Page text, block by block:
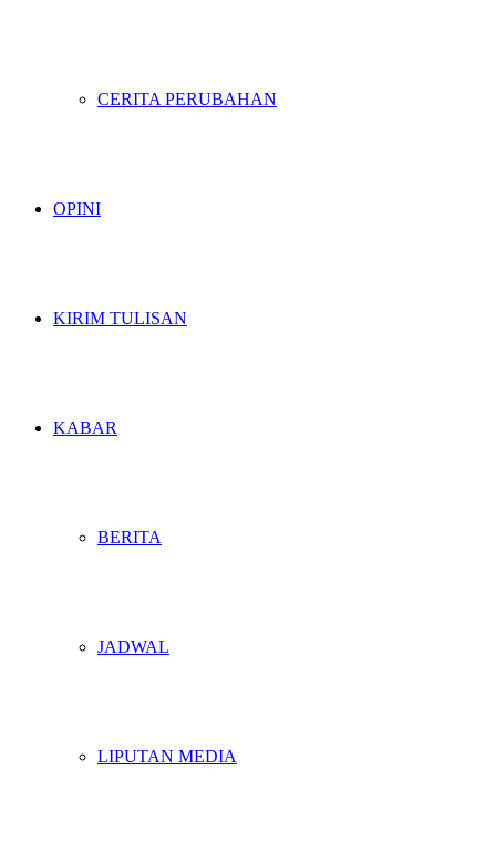
CERITA PERUBAHAN
OPINI
KIRIM TULISAN
KABAR
BERITA
JADWAL
LIPUTAN MEDIA